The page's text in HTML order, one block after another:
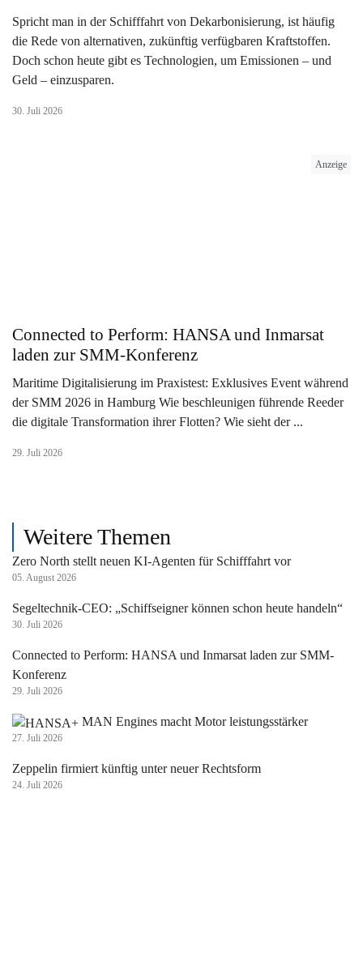
Spricht man in der Schifffahrt von Dekarbonisierung, ist häufig
die Rede von alternativen, zukünftig verfügbaren Kraftstoffen.
Doch schon heute gibt es Technologien, um Emissionen – und
Geld – einzusparen.
30. Juli 2026
Anzeige
Connected to Perform: HANSA und Inmarsat
laden zur SMM-Konferenz
Maritime Digitalisierung im Praxistest: Exklusives Event während
der SMM 2026 in Hamburg Wie beschleunigen führende Reeder
die digitale Transformation ihrer Flotten? Wie sieht der ...
29. Juli 2026
Weitere Themen
Zero North stellt neuen KI-Agenten für Schifffahrt vor
05. August 2026
Segeltechnik-CEO: „Schiffseigner können schon heute handeln“
30. Juli 2026
Connected to Perform: HANSA und Inmarsat laden zur SMM-
Konferenz
29. Juli 2026
MAN Engines macht Motor leistungsstärker
27. Juli 2026
Zeppelin firmiert künftig unter neuer Rechtsform
24. Juli 2026